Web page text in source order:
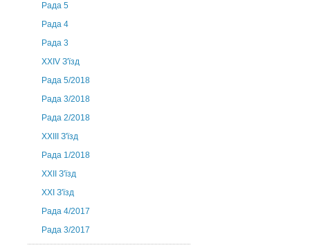
Рада 5
Рада 4
Рада 3
ХХIV З'їзд
Рада 5/2018
Рада 3/2018
Рада 2/2018
XXIII З'їзд
Рада 1/2018
ХХІІ З'їзд
XXI З'їзд
Рада 4/2017
Рада 3/2017